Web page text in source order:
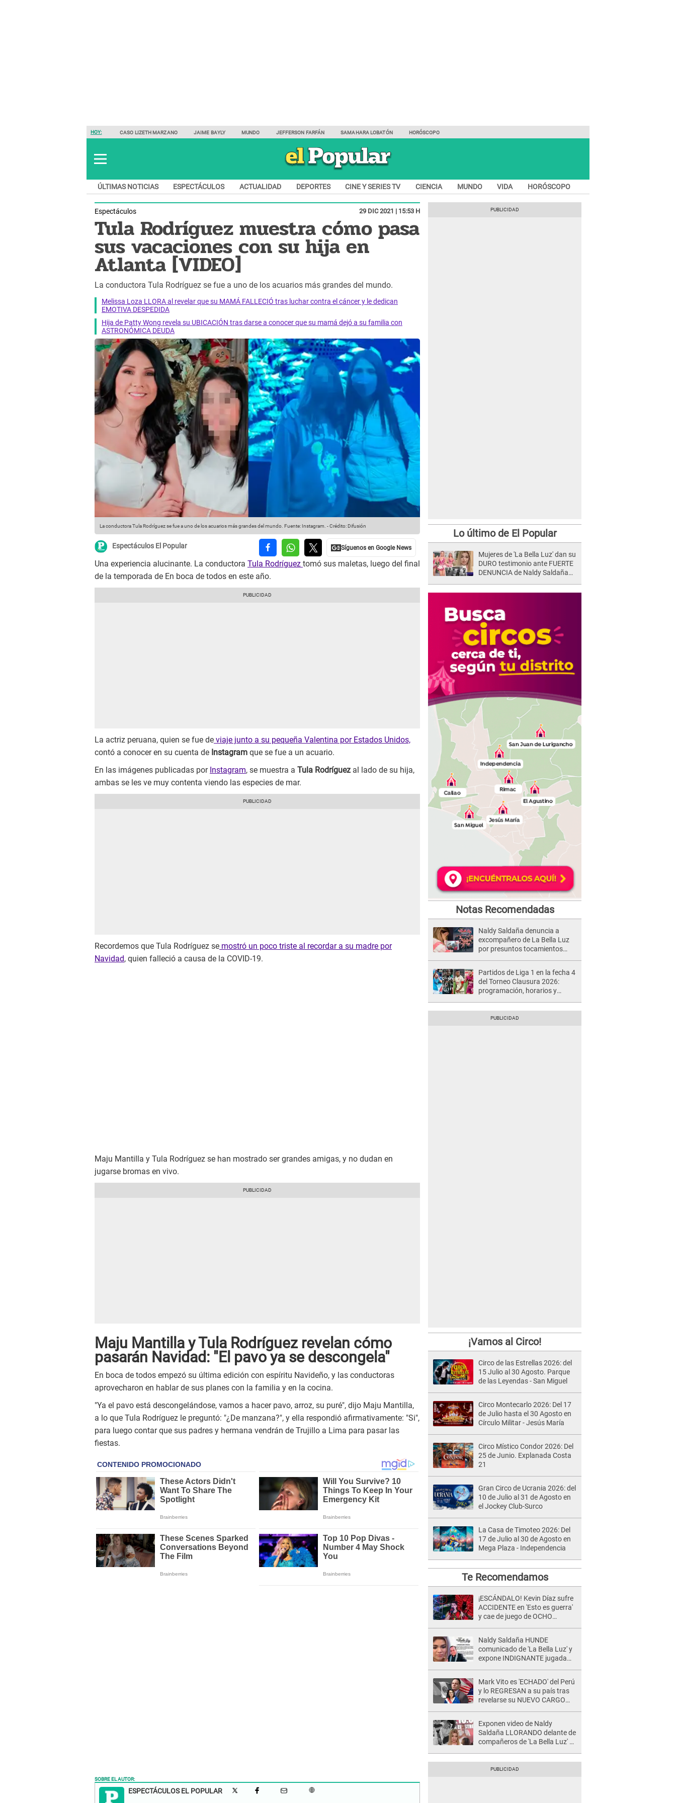
HOY: CASO LIZETH MARZANO JAIME BAYLY MUNDO JEFFERSON FARFÁN SAMAHARA LOBATÓN HORÓSCOPO
ÚLTIMAS NOTICIAS ESPECTÁCULOS ACTUALIDAD DEPORTES CINE Y SERIES TV CIENCIA MUNDO VIDA HORÓSCOPO
Espectáculos 29 DIC 2021 | 15:53 H
Tula Rodríguez muestra cómo pasa
sus vacaciones con su hija en
Atlanta [VIDEO]
La conductora Tula Rodríguez se fue a uno de los acuarios más grandes del mundo.
Melissa Loza LLORA al revelar que su MAMÁ FALLECIÓ tras luchar contra el cáncer y le dedican
EMOTIVA DESPEDIDA
Hija de Patty Wong revela su UBICACIÓN tras darse a conocer que su mamá dejó a su familia con
ASTRONÓMICA DEUDA
La conductora Tula Rodríguez se fue a uno de los acuarios más grandes del mundo. Fuente: Instagram. -Crédito: Difusión
Espectáculos El Popular
Una experiencia alucinante. La conductora Tula Rodríguez tomó sus maletas, luego del final
de la temporada de En boca de todos en este año.
La actriz peruana, quien se fue de viaje junto a su pequeña Valentina por Estados Unidos,
contó a conocer en su cuenta de Instagram que se fue a un acuario.
En las imágenes publicadas por Instagram, se muestra a Tula Rodríguez al lado de su hija,
ambas se les ve muy contenta viendo las especies de mar.
Recordemos que Tula Rodríguez se mostró un poco triste al recordar a su madre por
Navidad, quien falleció a causa de la COVID-19.
Maju Mantilla y Tula Rodríguez se han mostrado ser grandes amigas, y no dudan en
jugarse bromas en vivo.
Maju Mantilla y Tula Rodríguez revelan cómo
pasarán Navidad: "El pavo ya se descongela"
En boca de todos empezó su última edición con espíritu Navideño, y las conductoras
aprovecharon en hablar de sus planes con la familia y en la cocina.
"Ya el pavo está descongelándose, vamos a hacer pavo, arroz, su puré", dijo Maju Mantilla,
a lo que Tula Rodríguez le preguntó: "¿De manzana?", y ella respondió afirmativamente: "Si",
para luego contar que sus padres y hermana vendrán de Trujillo a Lima para pasar las
fiestas.
SOBRE EL AUTOR:
ESPECTÁCULOS EL POPULAR
Lo último de El Popular
Mujeres de 'La Bella Luz' dan su
DURO testimonio ante FUERTE
DENUNCIA de Naldy Saldaña
Notas Recomendadas
Naldy Saldaña denuncia a
excompañero de La Bella Luz
por presuntos tocamientos
Partidos de Liga 1 en la fecha 4
del Torneo Clausura 2026:
programación, horarios y
¡Vamos al Circo!
Circo de las Estrellas 2026: del
15 Julio al 30 Agosto. Parque
de las Leyendas - San Miguel
Circo Montecarlo 2026: Del 17
de Julio hasta el 30 Agosto en
Círculo Militar - Jesús María
Circo Místico Condor 2026: Del
25 de Junio. Explanada Costa
21
Gran Circo de Ucrania 2026: del
10 de Julio al 31 de Agosto en
el Jockey Club-Surco
La Casa de Timoteo 2026: Del
17 de Julio al 30 de Agosto en
Mega Plaza - Independencia
Te Recomendamos
¡ESCÁNDALO! Kevin Díaz sufre
ACCIDENTE en 'Esto es guerra'
y cae de juego de OCHO
Naldy Saldaña HUNDE
comunicado de 'La Bella Luz' y
expone INDIGNANTE jugada
Mark Vito es 'ECHADO' del Perú
y lo REGRESAN a su país tras
revelarse su NUEVO CARGO
Exponen video de Naldy
Saldaña LLORANDO delante de
compañeros de 'La Bella Luz' y